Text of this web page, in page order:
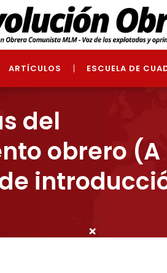
ARTÍCULOS ESCUELA DE
del
obrero (A